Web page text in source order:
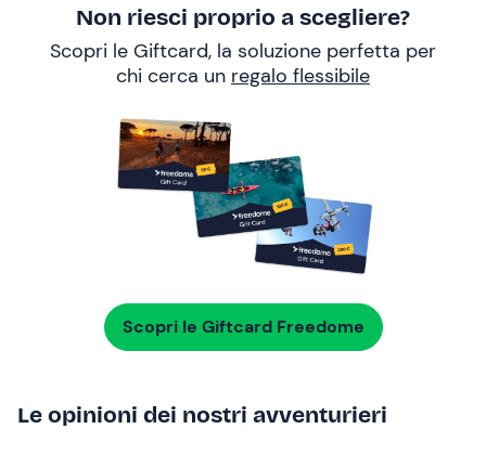
Non riesci proprio a scegliere?
Scopri le Giftcard, la soluzione perfetta per
chi cerca un regalo flessibile
Scopri le Giftcard Freedome
Le opinioni dei nostri avventurieri